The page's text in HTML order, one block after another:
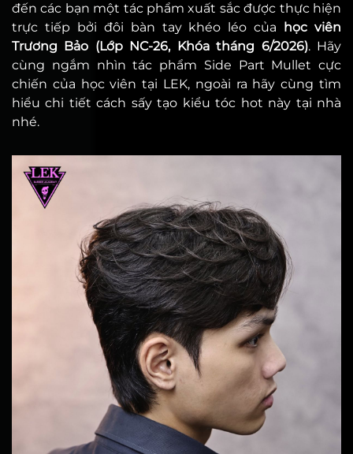
đến các bạn một tác phẩm xuất sắc được thực hiện
trực tiếp bởi đôi bàn tay khéo léo của học viên
Trương Bảo (Lớp NC-26, Khóa tháng 6/2026). Hãy
cùng ngắm nhìn tác phẩm Side Part Mullet cực
chiến của học viên tại LEK, ngoài ra hãy cùng tìm
hiểu chi tiết cách sấy tạo kiểu tóc hot này tại nhà
nhé.